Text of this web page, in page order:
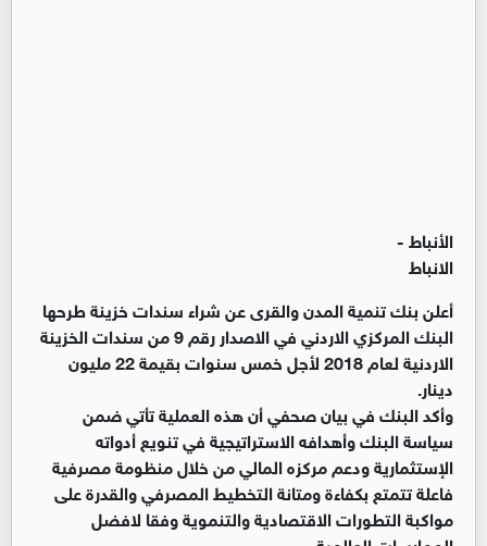
الأنباط -
الانباط
أعلن بنك تنمية المدن والقرى عن شراء سندات خزينة طرحها
البنك المركزي الاردني في الاصدار رقم 9 من سندات الخزينة
الاردنية لعام 2018 لأجل خمس سنوات بقيمة 22 مليون
دينار.
وأكد البنك في بيان صحفي أن هذه العملية تأتي ضمن
سياسة البنك وأهدافه الاستراتيجية في تنويع أدواته
الإستثمارية ودعم مركزه المالي من خلال منظومة مصرفية
فاعلة تتمتع بكفاءة ومتانة التخطيط المصرفي والقدرة على
مواكبة التطورات الاقتصادية والتنموية وفقا لافضل